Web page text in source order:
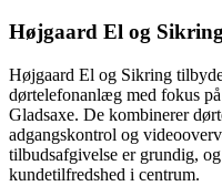
Højgaard El og
Højgaard El og Sikring
dørtelefonanlæg med fokus
Gladsaxe. De kombinerer
adgangskontrol og
tilbudsafgivelse er grundig,
kundetilfredshed i centrum.